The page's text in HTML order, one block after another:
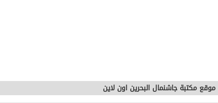
موقع مكتبة جاشنمال البحرين اون لاين